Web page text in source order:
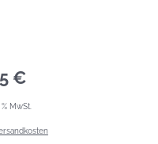
€
MwSt.